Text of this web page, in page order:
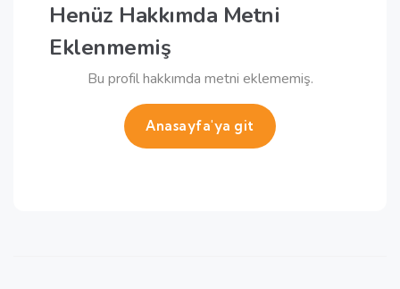
Henüz Hakkımda Metni
Eklenmemiş
Bu profil hakkımda metni eklememiş.
Anasayfa'ya git